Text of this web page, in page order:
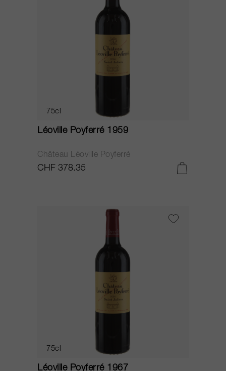
75cl
Léoville Poyferré 1959
Château Léoville Poyferré
CHF 378.35
75cl
Léoville Poyferré 1967